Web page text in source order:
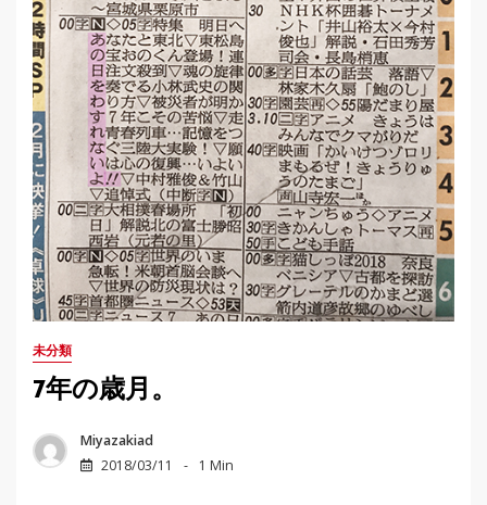
未分類
7年の歳月。
Miyazakiad
2018/03/11
1 Min